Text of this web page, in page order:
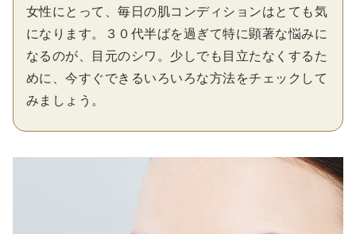
女性にとって、毎日の肌コンディションはとても気
になります。３０代半ばを過ぎて特に顕著な悩みに
なるのが、目元のシワ。少しでも目立たなくするた
めに、今すぐできるいろいろな方法をチェックして
みましょう。